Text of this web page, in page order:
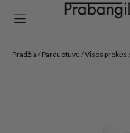
Pradžia /Parduotuvė /Visos prekės